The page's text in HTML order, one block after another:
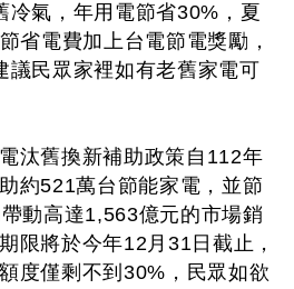
冷氣，年用電節省30%，夏
省電費加上台電節電獎勵，
議民眾家裡如有老舊家電可
汰舊換新補助政策自112年
約521萬台節能家電，並節
動高達1,563億元的市場銷
限將於今年12月31日截止，
度僅剩不到30%，民眾如欲